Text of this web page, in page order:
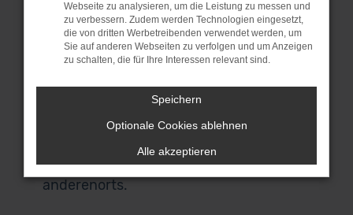
Fahrzeuge für den einheimischen Markt
und ausdrücklich nicht von EU-
Importen. Auch, wenn du in Konstanz
zuhause bist und nicht zu uns nach
Garching bei München kommen
möchtest, bist du herzlich willkommen.
Unser Lieferdienst macht es möglich
und stellt dir dein Fahrzeug direkt vor
deine Haustür – ob in Konstanz oder
anderenorts.
Webseite zu analysieren, um die Leistung zu messen und
zu verbessern. Zudem werden Technologien eingesetzt,
die von dritten Werbetreibenden verwendet werden, um
Sie auf anderen Webseiten zu verfolgen und um Anzeigen
zu schalten, die für Ihre Interessen relevant sind.
Speichern
Optionale Cookies ablehnen
Alle akzeptieren